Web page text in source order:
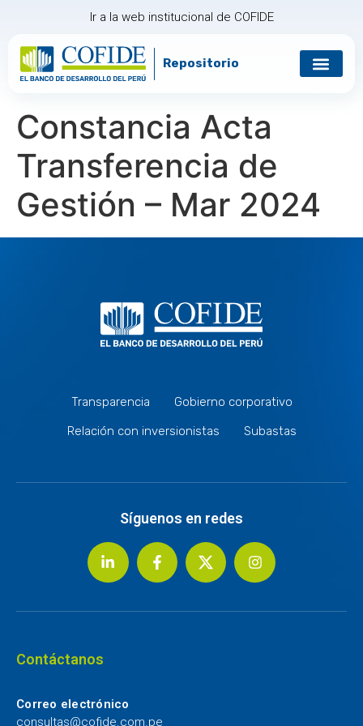
Ir a la web institucional de COFIDE
Repositorio
Constancia Acta
Transferencia de
Gestión – Mar 2024
Transparencia
Gobierno corporativo
Relación con inversionistas
Subastas
Síguenos en redes
Contáctanos
Correo electrónico
consultas@cofide.com.pe